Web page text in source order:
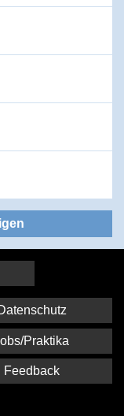
Praktika
Feedback